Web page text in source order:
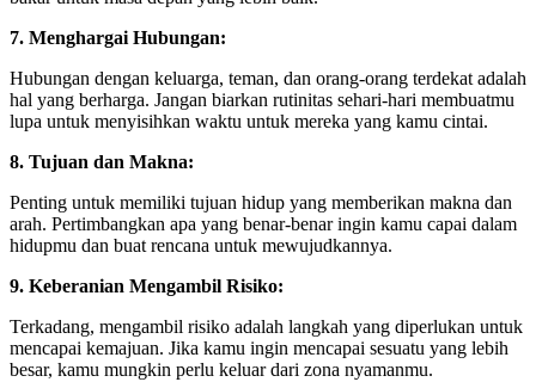
7. Menghargai Hubungan:
Hubungan dengan keluarga, teman, dan orang-orang terdekat adalah
hal yang berharga. Jangan biarkan rutinitas sehari-hari membuatmu
lupa untuk menyisihkan waktu untuk mereka yang kamu cintai.
8. Tujuan dan Makna:
Penting untuk memiliki tujuan hidup yang memberikan makna dan
arah. Pertimbangkan apa yang benar-benar ingin kamu capai dalam
hidupmu dan buat rencana untuk mewujudkannya.
9. Keberanian Mengambil Risiko:
Terkadang, mengambil risiko adalah langkah yang diperlukan untuk
mencapai kemajuan. Jika kamu ingin mencapai sesuatu yang lebih
besar, kamu mungkin perlu keluar dari zona nyamanmu.